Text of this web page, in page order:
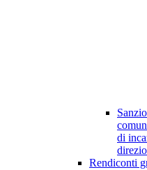
di
Rendiconti